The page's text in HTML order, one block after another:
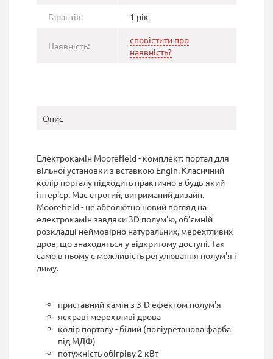
Гарантія: 1 рік
Наявність:
сповістити про
наявність?
Опис
Електрокамін Moorefield - комплект: портал для
вільної установки з вставкою Engin. Класичний
колір порталу підходить практично в будь-який
інтер'єр. Має строгий, витриманий дизайн.
Moorefield - це абсолютно новий погляд на
електрокамін завдяки 3D полум'ю, об'ємній
розкладці неймовірно натуральних, мерехтливих
дров, що знаходяться у відкритому доступі. Так
само в ньому є можливість регулювання полум'я і
диму.
приставний камін з 3-D ефектом полум'я
яскраві мерехтливі дрова
колір порталу - білий (поліуретанова фарба
під МДФ)
потужність обігріву 2 кВт